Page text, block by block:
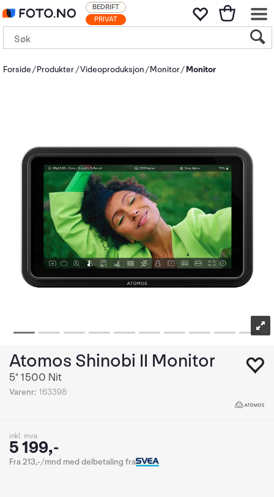
PRIVAT
BEDRIFT
Forside Produkter Videoproduksjon Monitor Monitor
Atomos Shinobi II Monitor
5" 1500 Nit
Varenr: 163398
inkl. mva
5 199,-
Fra 213,-/mnd med delbetaling fra